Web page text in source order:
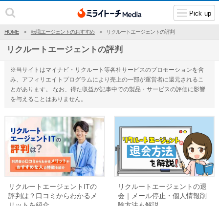
Pick up
HOME 転職エージェントのおすすめ リクルートエージェントの評判
リクルートエージェントの評判
※当サイトはマイナビ・リクルート等各社サービスのプロモーションを含
み、アフィリエイトプログラムにより売上の一部が運営者に還元されるこ
とがあります。 なお、得た収益が記事中での製品・サービスの評価に影響
を与えることはありません。
リクルートエージェントITの
評判は？口コミからわかるメ
リクルートエージェントの退
会｜メール停止・個人情報削